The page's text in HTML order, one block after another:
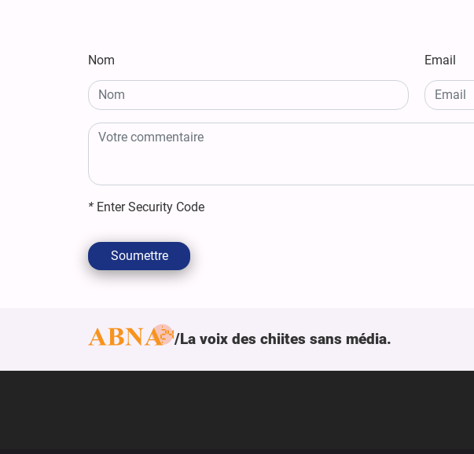
Nom Email
* Enter Security Code
Soumettre
La voix des chiites sans média.